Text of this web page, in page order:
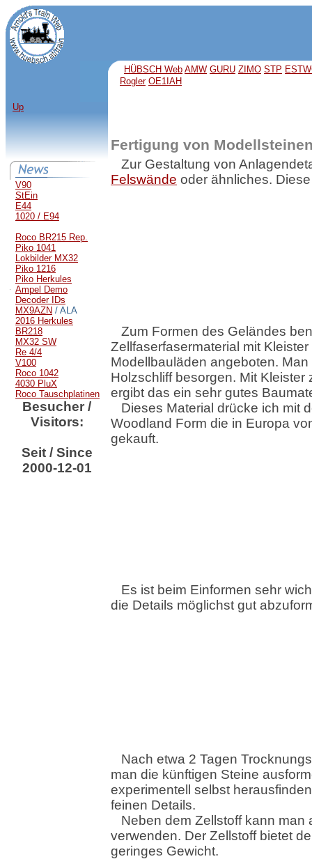
HÜBSCH Web AMW GURU ZIMO STP
Rogler OE1IAH
Up
V90
StEin
E44
1020 / E94
Roco BR215 Rep.
Piko 1041
Lokbilder MX32
Piko 1216
Piko Herkules
Ampel Demo
Decoder IDs
MX9AZN / ALA
2016 Herkules
BR218
MX32 SW
Re 4/4
V100
Roco 1042
4030 PluX
Roco Tauschplatinen
Besucher /
Visitors:
Seit / Since
2000-12-01
Fertigung von
Zur Gestaltung von
Felswände oder ähnliches.
Zum Formen des Geländes
Zellfaserfasermaterial mit
Modellbauläden angeboten.
Holzschliff besorgen. Mit
ergibt das ein sehr gutes
Dieses Material drücke ich mit
Woodland Form die in Europa
gekauft.
Es ist beim Einformen sehr
die Details möglichst gut
Nach etwa 2 Tagen
man die künftigen Steine
experimentell selbst
feinen Details.
Neben dem Zellstoff kann
verwenden. Der Zellstoff bietet
geringes Gewicht.